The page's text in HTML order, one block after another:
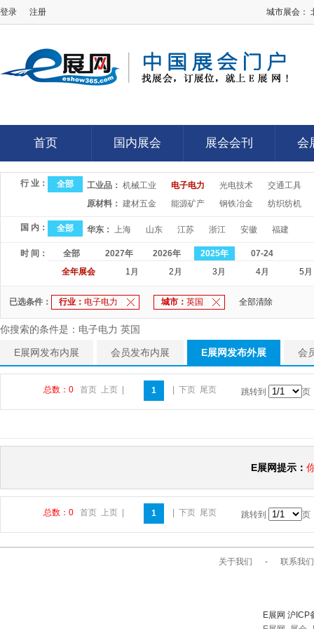
登录 注册 城市展会：
首页
首页
国内展会
国内展会
展会会刊
展会会刊
会
会
行 业： 全部 工业品： 机械工业 电子电力 光电技术
交通工具
原材料： 建材五金 能源矿产 钢铁冶金 纺织纺机
国 内： 全部 华东： 上海 山东 江苏 浙江 安徽 福建
时 间： 全部 2027年 2026年 2025年
07-24
全年展会
1月 2月 3月 4月 5月
已选条件： 行业： 电子电力 城市： 英国 全部清除
你搜索的条件是：电子电力 英国
E展网发布内展 会员发布内展 E展网发布外展 会
总数：0 首页 上页 1 下页 尾页 跳转到 页
E展网提示：
总数：0 首页 上页 1 下页 尾页 跳转到 页
关于我们 - 联系我们
E展网 沪